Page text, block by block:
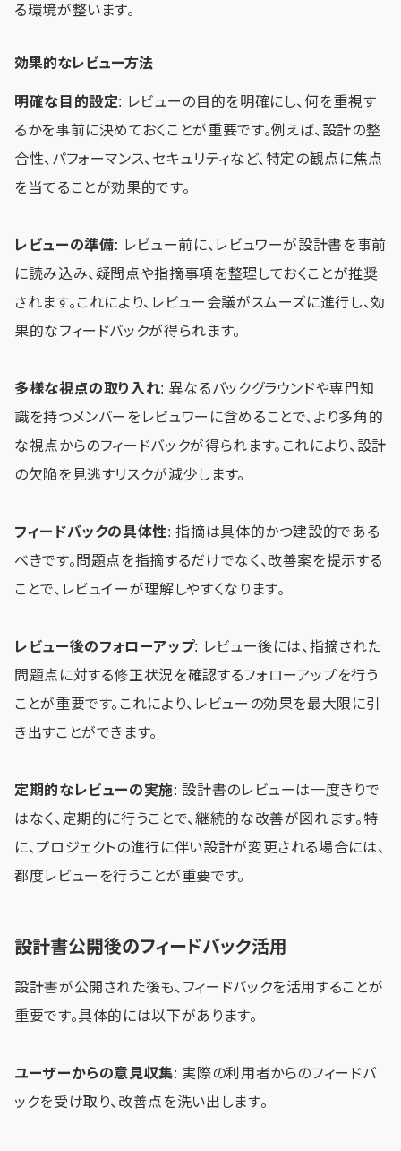
る環境が整います。
効果的なレビュー方法
明確な目的設定: レビューの目的を明確にし、何を重視す
るかを事前に決めておくことが重要です。例えば、設計の整
合性、パフォーマンス、セキュリティなど、特定の観点に焦点
を当てることが効果的です。
レビューの準備:
レビュー前に、レビュワーが設計書を事前
に読み込み、疑問点や指摘事項を整理しておくことが推奨
されます。これにより、レビュー会議がスムーズに進行し、効
果的なフィードバックが得られます。
多様な視点の取り入れ: 異なるバックグラウンドや専門知
識を持つメンバーをレビュワーに含めることで、より多角的
な視点からのフィードバックが得られます。これにより、設計
の欠陥を見逃すリスクが減少します。
フィードバックの具体性: 指摘は具体的かつ建設的である
べきです。問題点を指摘するだけでなく、改善案を提示する
ことで、レビュイーが理解しやすくなります。
レビュー後のフォローアップ: レビュー後には、指摘された
問題点に対する修正状況を確認するフォローアップを行う
ことが重要です。これにより、レビューの効果を最大限に引
き出すことができます。
定期的なレビューの実施: 設計書のレビューは一度きりで
はなく、定期的に行うことで、継続的な改善が図れます。特
に、プロジェクトの進行に伴い設計が変更される場合には、
都度レビューを行うことが重要です。
設計書公開後のフィードバック活用
設計書が公開された後も、フィードバックを活用することが
重要です。具体的には以下があります。
ユーザーからの意見収集: 実際の利用者からのフィードバ
ックを受け取り、改善点を洗い出します。